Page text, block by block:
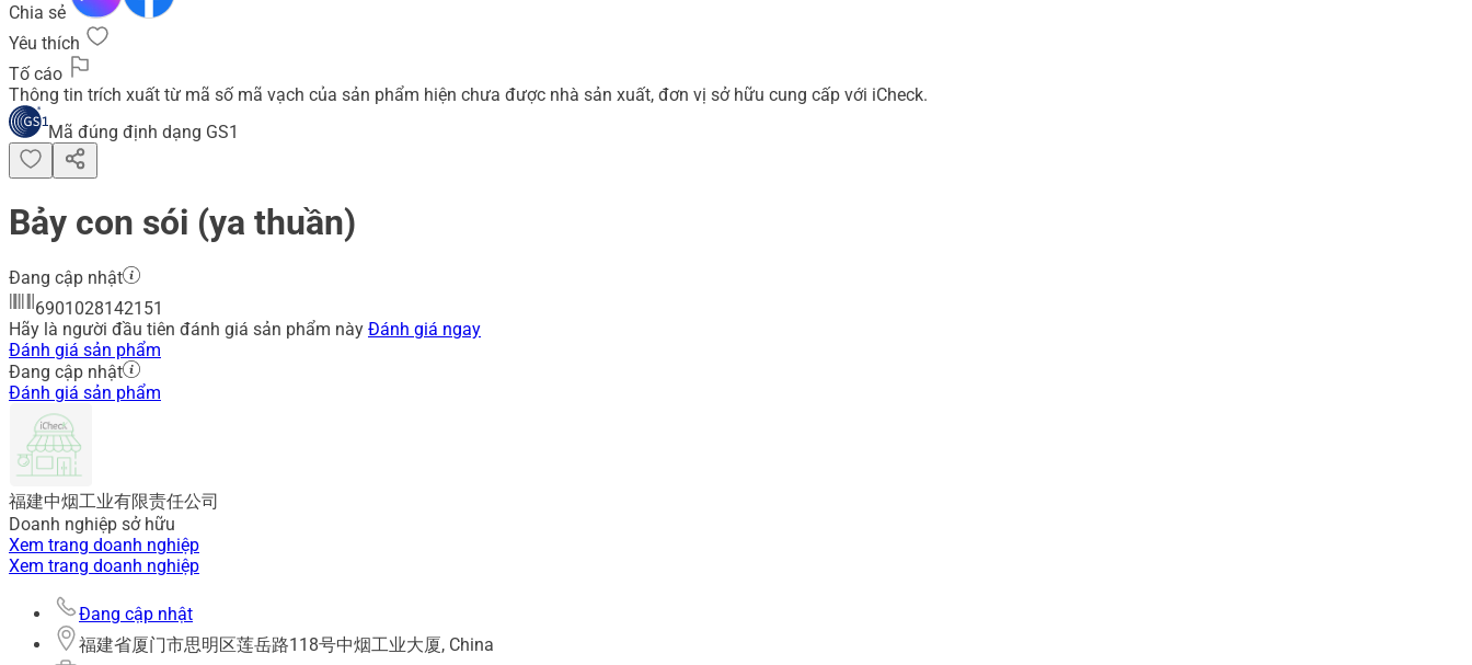
Chia sẻ
Yêu thích
Tố cáo
Thông tin trích xuất từ mã số mã vạch của sản phẩm hiện chưa được nhà sản xuất, đơn vị sở hữu cung cấp với iCheck.
Mã đúng định dạng GS1
Bảy con sói (ya thuần)
Đang cập nhật
6901028142151
Hãy là người đầu tiên đánh giá sản phẩm này Đánh giá ngay
Đánh giá sản phẩm
Đang cập nhật
Đánh giá sản phẩm
福建中烟工业有限责任公司
Doanh nghiệp sở hữu
Xem trang doanh nghiệp
Xem trang doanh nghiệp
Đang cập nhật
福建省厦门市思明区莲岳路118号中烟工业大厦, China